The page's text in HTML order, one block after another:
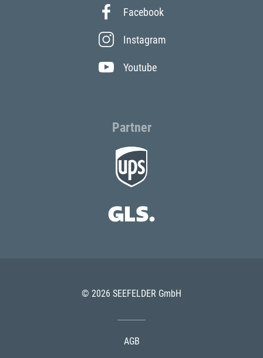
Facebook
Instagram
Youtube
Partner
© 2026 SEEFELDER GmbH
AGB